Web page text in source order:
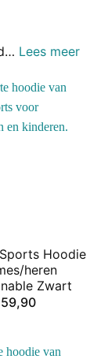
… Lees meer
Hoodie
heren
Zwart
59,90